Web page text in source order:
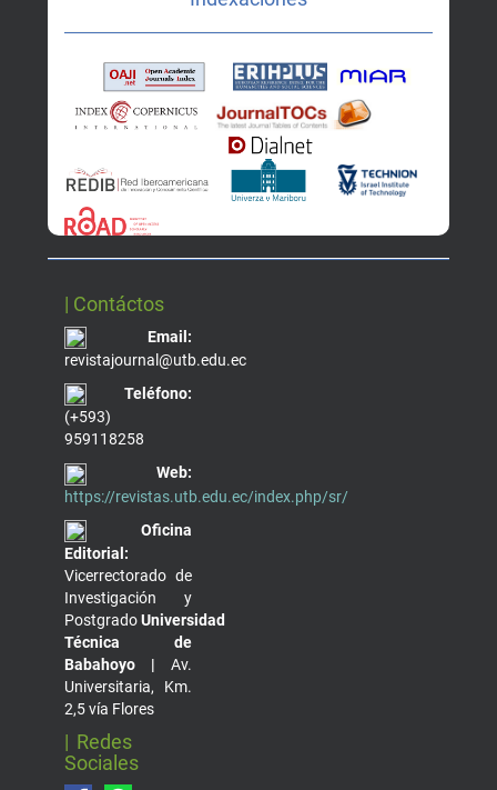
| Contáctos
Email:
revistajournal@utb.edu.ec
Teléfono:
(+593)
959118258
Web:
https://revistas.utb.edu.ec/index.php/sr/
Oficina
Editorial:
Vicerrectorado de
Investigación y
PostgradoUniversidad
Técnica de
Babahoyo | Av.
Universitaria, Km.
2,5 vía Flores
| Redes
Sociales